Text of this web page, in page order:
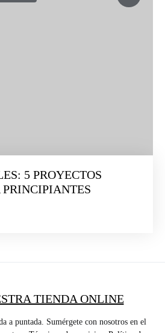
5 PROYECTOS
TIENDA ONLINE
a puntada. Sumérgete con nosotros en el